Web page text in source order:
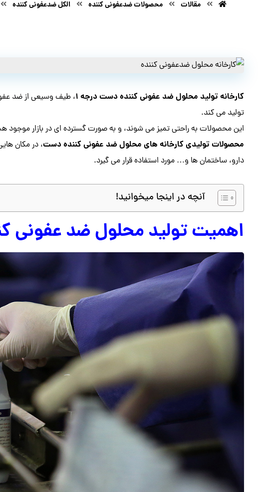
مقالات محصولات ضدعفونی کننده الکل ضدعفونی کننده
کارخانه تولید محلول ضد عفونی کننده دست درجه ۱ ، طیف وسیعی از ضد
تولید می کند.
این محصولات به راحتی تمیز می شوند، و به صورت گسترده ای در بازار موجود
محصولات تولیدی کارخانه های محلول ضد عفونی کننده دست، در مکان
دارو، ساختمان ها و… مورد استفاده قرار می گیرد.
آنچه در اینجا میخوانید!
اهمیت تولید محلول ضد عفونی